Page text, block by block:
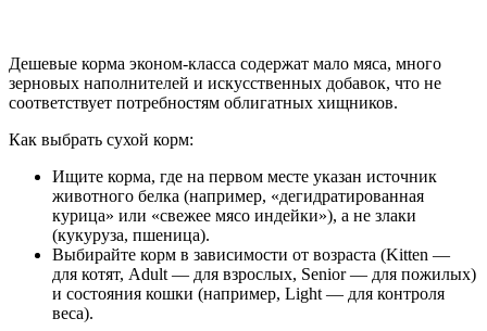
Дешевые корма эконом-класса содержат мало мяса, много
зерновых наполнителей и искусственных добавок, что не
соответствует потребностям облигатных хищников.
Как выбрать сухой корм:
Ищите корма, где на первом месте указан источник
животного белка (например, «дегидратированная
курица» или «свежее мясо индейки»), а не злаки
(кукуруза, пшеница).
Выбирайте корм в зависимости от возраста (Kitten —
для котят, Adult — для взрослых, Senior — для пожилых)
и состояния кошки (например, Light — для контроля
веса).